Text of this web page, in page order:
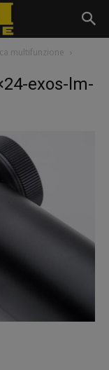
multifunzione
exos-lm-